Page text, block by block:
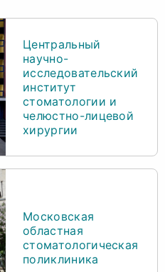
Центральный
научно-
исследовательский
институт
стоматологии и
челюстно-лицевой
хирургии
Московская
областная
стоматологическая
поликлиника